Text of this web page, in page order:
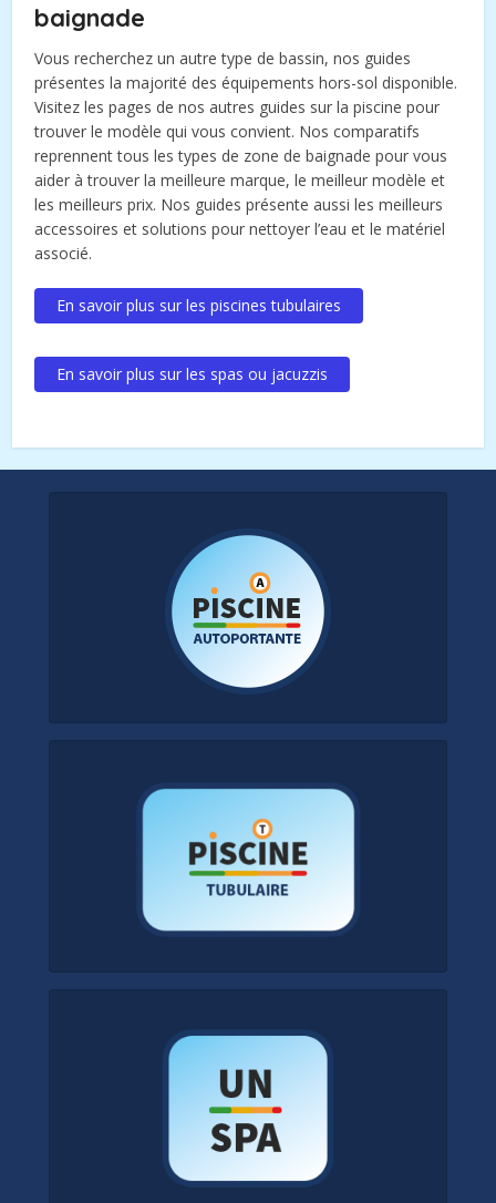
baignade
Vous recherchez un autre type de bassin, nos guides
présentes la majorité des équipements hors-sol disponible.
Visitez les pages de nos autres guides sur la piscine pour
trouver le modèle qui vous convient. Nos comparatifs
reprennent tous les types de zone de baignade pour vous
aider à trouver la meilleure marque, le meilleur modèle et
les meilleurs prix. Nos guides présente aussi les meilleurs
accessoires et solutions pour nettoyer l’eau et le matériel
associé.
En savoir plus sur les piscines tubulaires
En savoir plus sur les spas ou jacuzzis